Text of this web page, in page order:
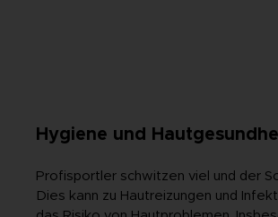
Hygiene und
Profisportler schwitzen viel und der
Dies kann zu Hautreizungen und